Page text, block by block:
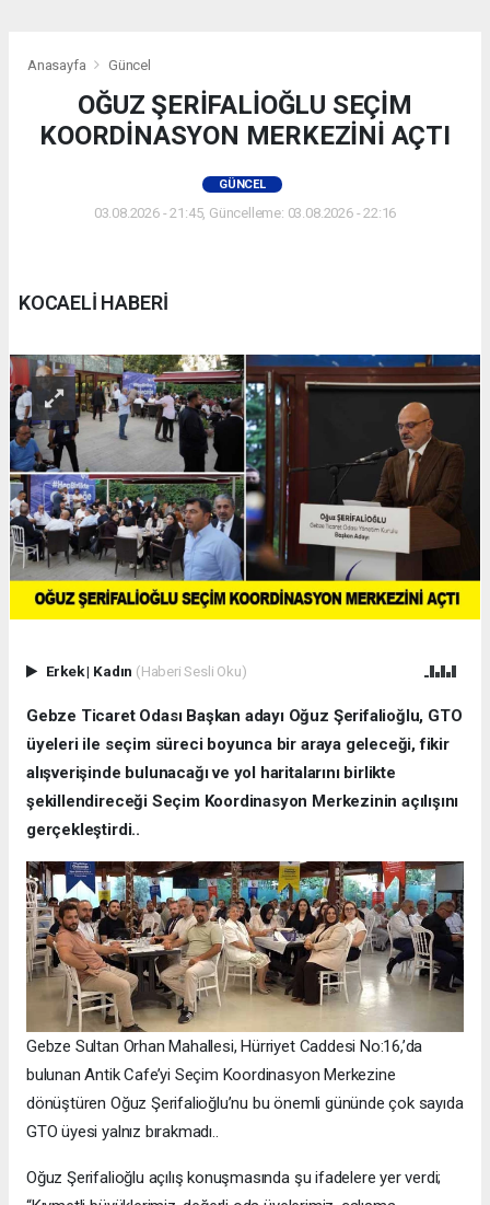
Anasayfa Güncel
OĞUZ ŞERİFALİOĞLU SEÇİM
KOORDİNASYON MERKEZİNİ AÇTI
GÜNCEL
03.08.2026 - 21:45, Güncelleme: 03.08.2026 - 22:16
KOCAELİ HABERİ
Erkek| Kadın (Haberi Sesli Oku)
Gebze Ticaret Odası Başkan adayı Oğuz Şerifalioğlu, GTO
üyeleri ile seçim süreci boyunca bir araya geleceği, fikir
alışverişinde bulunacağı ve yol haritalarını birlikte
şekillendireceği Seçim Koordinasyon Merkezinin açılışını
gerçekleştirdi..
Gebze Sultan Orhan Mahallesi, Hürriyet Caddesi No:16,’da
bulunan Antik Cafe’yi Seçim Koordinasyon Merkezine
dönüştüren Oğuz Şerifalioğlu’nu bu önemli gününde çok sayıda
GTO üyesi yalnız bırakmadı..
Oğuz Şerifalioğlu açılış konuşmasında şu ifadelere yer verdi;